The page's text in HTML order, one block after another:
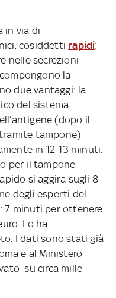
in via di
cosiddetti rapidi:
nelle secrezioni
la
due vantaggi: la
del sistema
(dopo il
tampone)
in 12-13 minuti.
per il tampone
si aggira sugli 8-
degli esperti del
7 minuti per ottenere
Lo ha
I dati sono stati già
e al Ministero
su circa mille